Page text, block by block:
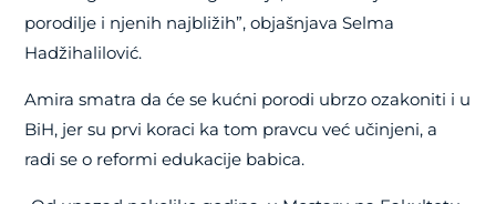
porodilje i njenih najbližih”, objašnjava Selma
Hadžihalilović.
Amira smatra da će se kućni porodi ubrzo ozakoniti i u
BiH, jer su prvi koraci ka tom pravcu već učinjeni, a
radi se o reformi edukacije babica.